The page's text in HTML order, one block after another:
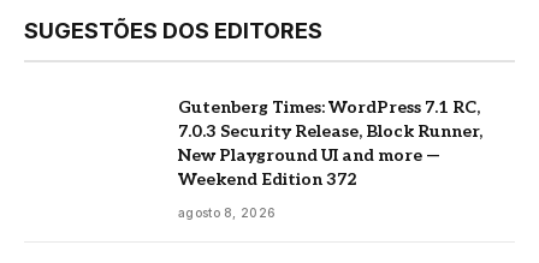
SUGESTÕES DOS EDITORES
Gutenberg Times: WordPress 7.1 RC,
7.0.3 Security Release, Block Runner,
New Playground UI and more —
Weekend Edition 372
agosto 8, 2026